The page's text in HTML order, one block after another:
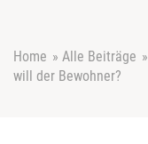
Home » Alle Beiträge »
will der Bewohner?